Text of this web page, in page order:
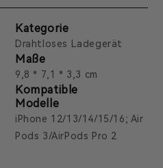
Kategorie
Drahtloses Ladegerät
Maße
9,8 * 7,1 * 3,3 cm
Kompatible
Modelle
iPhone 12/13/14/15/16; Air
Pods 3/AirPods Pro 2